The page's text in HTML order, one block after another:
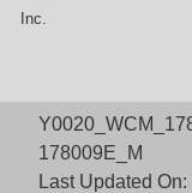
Inc.
178009E_M
Last Updated